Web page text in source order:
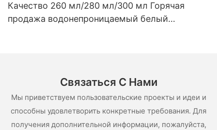
Качество 260 мл/280 мл/300 мл Горячая
продажа водонепроницаемый белый
Связаться С Нами
Мы приветствуем пользовательские проекты и идеи и
способны удовлетворить конкретные требования. Для
получения дополнительной информации, пожалуйста,